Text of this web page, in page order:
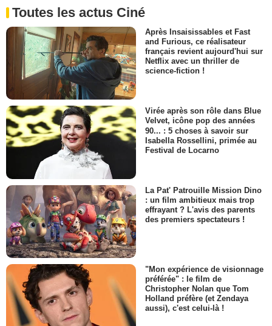
Toutes les actus Ciné
Après Insaisissables et Fast
and Furious, ce réalisateur
français revient aujourd'hui sur
Netflix avec un thriller de
science-fiction !
Virée après son rôle dans Blue
Velvet, icône pop des années
90... : 5 choses à savoir sur
Isabella Rossellini, primée au
Festival de Locarno
La Pat' Patrouille Mission Dino
: un film ambitieux mais trop
effrayant ? L'avis des parents
des premiers spectateurs !
"Mon expérience de visionnage
préférée" : le film de
Christopher Nolan que Tom
Holland préfère (et Zendaya
aussi), c'est celui-là !